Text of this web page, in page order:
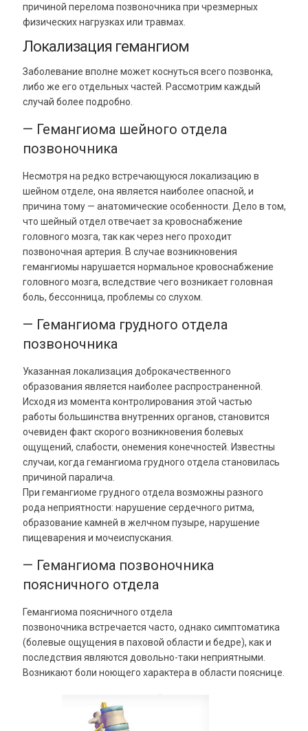
причиной перелома позвоночника при чрезмерных
физических нагрузках или травмах.
Локализация гемангиом
Заболевание вполне может коснуться всего позвонка,
либо же его отдельных частей. Рассмотрим каждый
случай более подробно.
— Гемангиома шейного отдела
позвоночника
Несмотря на редко встречающуюся локализацию в
шейном отделе, она является наиболее опасной, и
причина тому — анатомические особенности. Дело в том,
что шейный отдел отвечает за кровоснабжение
головного мозга, так как через него проходит
позвоночная артерия. В случае возникновения
гемангиомы нарушается нормальное кровоснабжение
головного мозга, вследствие чего возникает головная
боль, бессонница, проблемы со слухом.
— Гемангиома грудного отдела
позвоночника
Указанная локализация доброкачественного
образования является наиболее распространенной.
Исходя из момента контролирования этой частью
работы большинства внутренних органов, становится
очевиден факт скорого возникновения болевых
ощущений, слабости, онемения конечностей. Известны
случаи, когда гемангиома грудного отдела становилась
причиной паралича.
При гемангиоме грудного отдела возможны разного
рода неприятности: нарушение сердечного ритма,
образование камней в желчном пузыре, нарушение
пищеварения и мочеиспускания.
— Гемангиома позвоночника
поясничного отдела
Гемангиома поясничного отдела
позвоночника встречается часто, однако симптоматика
(болевые ощущения в паховой области и бедре), как и
последствия являются довольно-таки неприятными.
Возникают боли ноющего характера в области пояснице.